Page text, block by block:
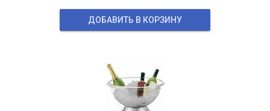
ДОБАВИТЬ В КОРЗИНУ